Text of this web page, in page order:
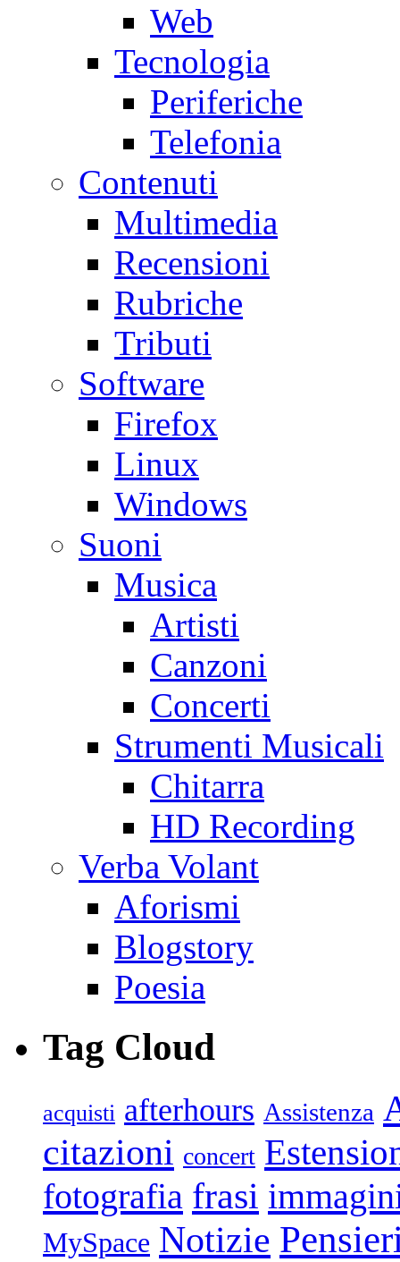
Web
Tecnologia
Periferiche
Telefonia
Contenuti
Multimedia
Recensioni
Rubriche
Tributi
Software
Firefox
Linux
Windows
Suoni
Musica
Artisti
Canzoni
Concerti
Strumenti Musicali
Chitarra
HD Recording
Verba Volant
Aforismi
Blogstory
Poesia
Tag Cloud
acquisti afterhours Assistenza
citazioni concert
fotografia frasi
MySpace Notizie